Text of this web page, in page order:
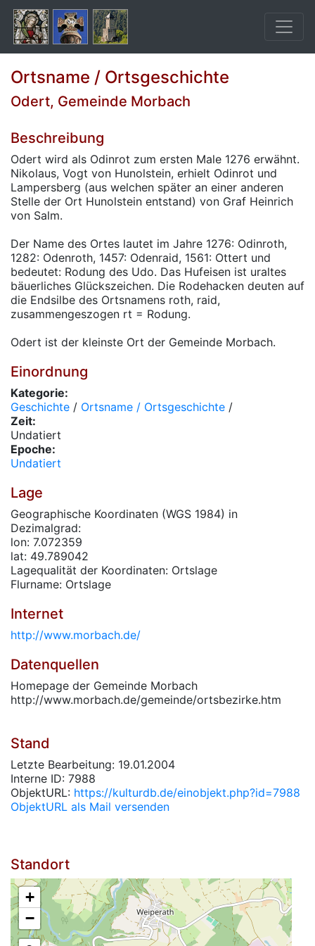
Ortsname / Ortsgeschichte
Odert, Gemeinde Morbach
Beschreibung
Odert wird als Odinrot zum ersten Male 1276 erwähnt.
Nikolaus, Vogt von Hunolstein, erhielt Odinrot und
Lampersberg (aus welchen später an einer anderen
Stelle der Ort Hunolstein entstand) von Graf Heinrich
von Salm.
Der Name des Ortes lautet im Jahre 1276: Odinroth,
1282: Odenroth, 1457: Odenraid, 1561: Ottert und
bedeutet: Rodung des Udo. Das Hufeisen ist uraltes
bäuerliches Glückszeichen. Die Rodehacken deuten auf
die Endsilbe des Ortsnamens roth, raid,
zusammengeszogen rt = Rodung.
Odert ist der kleinste Ort der Gemeinde Morbach.
Einordnung
Kategorie:
Geschichte / Ortsname / Ortsgeschichte /
Zeit:
Undatiert
Epoche:
Undatiert
Lage
Geographische Koordinaten (WGS 1984) in
Dezimalgrad:
lon: 7.072359
lat: 49.789042
Lagequalität der Koordinaten: Ortslage
Flurname: Ortslage
Internet
http://www.morbach.de/
Datenquellen
Homepage der Gemeinde Morbach
http://www.morbach.de/gemeinde/ortsbezirke.htm
Stand
Letzte Bearbeitung: 19.01.2004
Interne ID: 7988
ObjektURL: https://kulturdb.de/einobjekt.php?id=7988
ObjektURL als Mail versenden
Standort
+
−